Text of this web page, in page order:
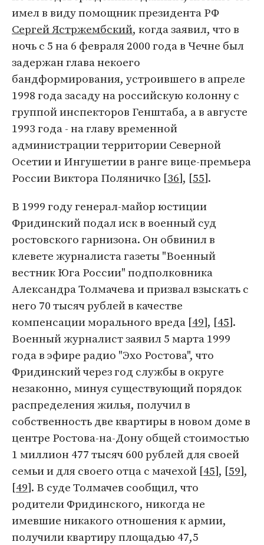
имел в виду помощник президента РФ
Сергей Ястржембский, когда заявил, что в
ночь с 5 на 6 февраля 2000 года в Чечне был
задержан глава некоего
бандформирования, устроившего в апреле
1998 года засаду на российскую колонну с
группой инспекторов Генштаба, а в августе
1993 года - на главу временной
администрации территории Северной
Осетии и Ингушетии в ранге вице-премьера
России Виктора Поляничко [36], [55].
В 1999 году генерал-майор юстиции
Фридинский подал иск в военный суд
ростовского гарнизона. Он обвинил в
клевете журналиста газеты "Военный
вестник Юга России" подполковника
Александра Толмачева и призвал взыскать с
него 70 тысяч рублей в качестве
компенсации морального вреда [49], [45].
Военный журналист заявил 5 марта 1999
года в эфире радио "Эхо Ростова", что
Фридинский через год службы в округе
незаконно, минуя существующий порядок
распределения жилья, получил в
собственность две квартиры в новом доме в
центре Ростова-на-Дону общей стоимостью
1 миллион 477 тысяч 600 рублей для своей
семьи и для своего отца с мачехой [45], [59],
[49]. В суде Толмачев сообщил, что
родители Фридинского, никогда не
имевшие никакого отношения к армии,
получили квартиру площадью 47,5